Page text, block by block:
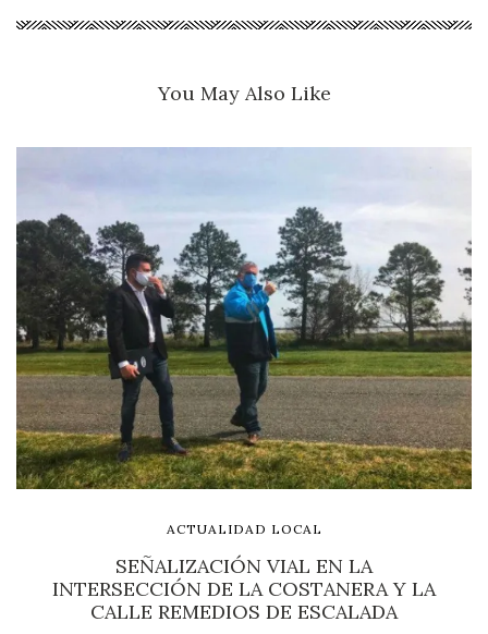
You May Also Like
ACTUALIDAD LOCAL
SEÑALIZACIÓN VIAL EN LA
INTERSECCIÓN DE LA COSTANERA Y LA
CALLE REMEDIOS DE ESCALADA